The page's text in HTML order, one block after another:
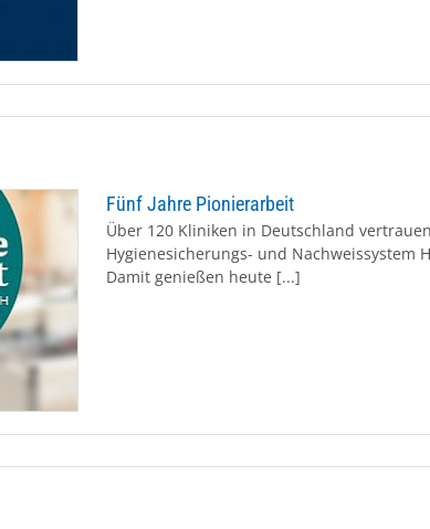
Fünf Jahre Pionierarbeit
Über 120 Kliniken in Deutschland
Hygienesicherungs- und Nachweissystem
Damit genießen heute [...]